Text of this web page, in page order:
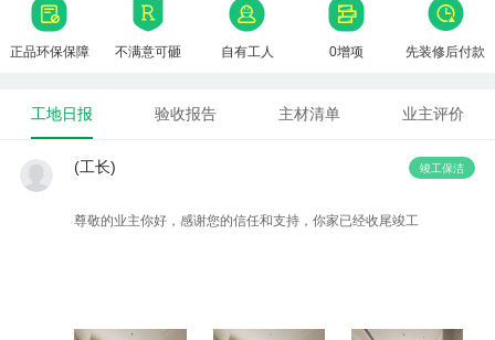
正品环保保障 不满意可砸 自有工人 0增项 先装修后付款
工地日报 验收报告 主材清单 业主评价
(工长) 竣工保洁
尊敬的业主你好，感谢您的信任和支持，你家已经收尾竣工